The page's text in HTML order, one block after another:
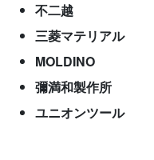
不二越
三菱マテリアル
MOLDINO
彌満和製作所
ユニオンツール